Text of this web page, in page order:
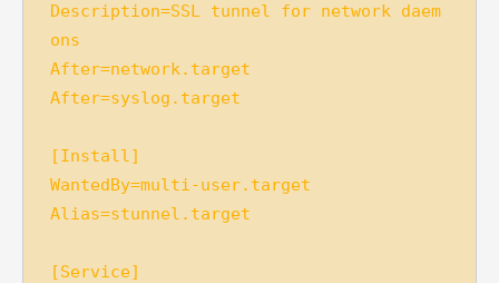
Description=SSL tunnel for network daem
ons
After=network.target
After=syslog.target
[Install]
WantedBy=multi-user.target
Alias=stunnel.target
[Service]